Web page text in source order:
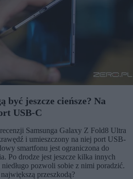
być jeszcze cieńsze? Na
USB-C
Samsunga Galaxy Z Fold8 Ultra
i umieszczony na niej port USB-
smartfonu jest ograniczona do
Po drodze jest jeszcze kilka innych
pozwoli sobie z nimi poradzić.
przeszkodą?